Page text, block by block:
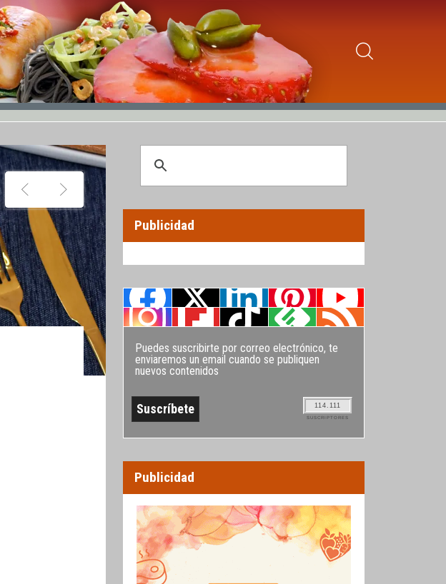
Publicidad
Puedes suscribirte por correo electrónico, te
enviaremos un email cuando se publiquen
nuevos contenidos
114.111
SUSCRIPTORES
Publicidad